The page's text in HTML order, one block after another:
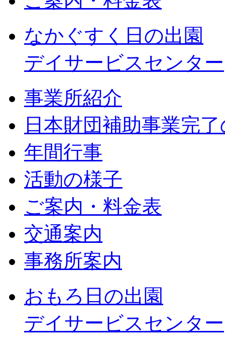
なかぐすく日の出園
デイサービスセンター
事業所紹介
日本財団補助事業完
年間行事
活動の様子
ご案内・料金表
交通案内
事務所案内
おもろ日の出園
デイサービスセンター